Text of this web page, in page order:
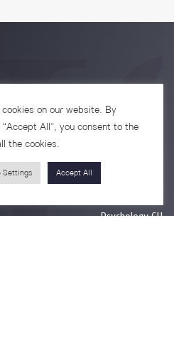
ตามข่าวสารคณะ
psy@chula.ac.th
Psychology CU
on our website. By
All”, you consent to the
the cookies.
Settings Accept All